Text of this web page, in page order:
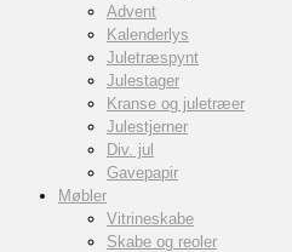
Advent
Kalenderlys
Juletræspynt
Julestager
Kranse og juletræer
Julestjerner
Div. jul
Gavepapir
Møbler
Vitrineskabe
Skabe og reoler